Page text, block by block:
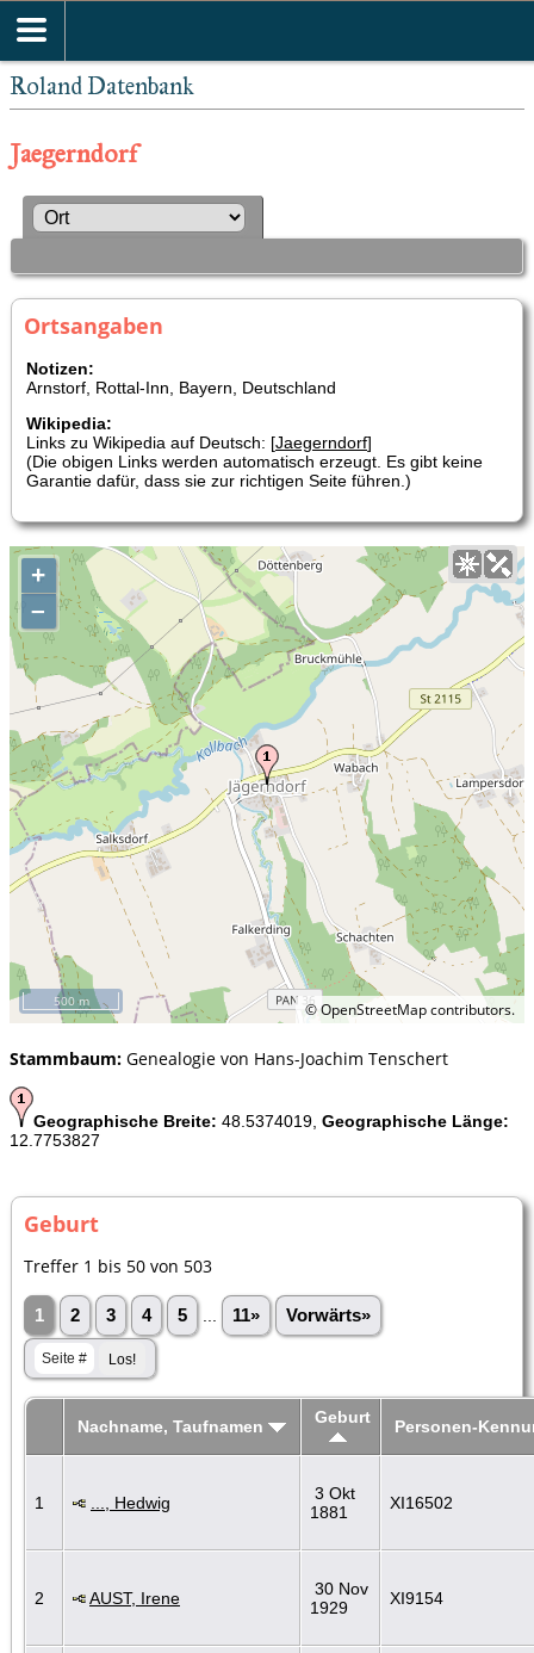
Roland Datenbank
Jaegerndorf
Ortsangaben
Notizen:
Arnstorf, Rottal-Inn, Bayern, Deutschland
Wikipedia:
Links zu Wikipedia auf Deutsch: [Jaegerndorf]
(Die obigen Links werden automatisch erzeugt. Es gibt keine
Garantie dafür, dass sie zur richtigen Seite führen.)
+
–
©OpenStreetMapcontributors.
500 m
Stammbaum: Genealogie von Hans-Joachim Tenschert
Geographische Breite: 48.5374019, Geographische Länge:
12.7753827
Geburt
Treffer 1 bis 50 von 503
1 2 3 4 5 11» Vorwärts»
Nachname, Taufnamen Geburt Personen-
1 ..., Hedwig
3 Okt
1881
XI16502
2 AUST, Irene
30 Nov
1929
XI9154